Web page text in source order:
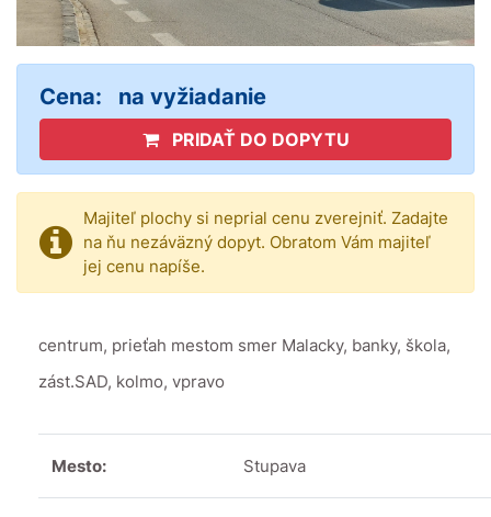
Cena: na vyžiadanie
PRIDAŤ DO DOPYTU
Majiteľ plochy si neprial cenu zverejniť. Zadajte
na ňu nezáväzný dopyt. Obratom Vám majiteľ
jej cenu napíše.
centrum, prieťah mestom smer Malacky, banky, škola,
zást.SAD, kolmo, vpravo
Mesto: Stupava